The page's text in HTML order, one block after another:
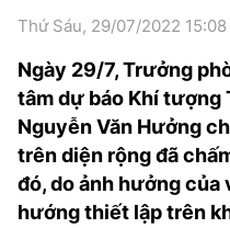
VIẾT LẠI ƯỚC MƠ
ÂM NHẠC
KBIZ
TIN TỨC
ĐIỂM ĐẾN
ẢNH
ẨM THỰC
THẾ GIỚI SAO
HIGHTECH
TIÊU ĐIỂM - SPOTLIGHT
BẠN CẦN BIẾT
INFOGRAPHIC
Thứ Sáu, 29/07/2022 15:08
Ngày 29/7, Trưởng
tâm dự báo Khí tượng
Nguyễn Văn Hưởng
trên diện rộng đã
đó, do ảnh hưởng của
hướng thiết lập trên